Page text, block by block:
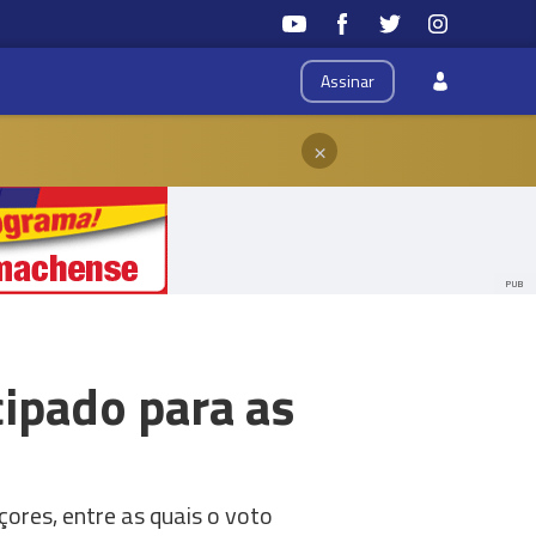
Assinar
×
PUB
para as
entre as quais o voto